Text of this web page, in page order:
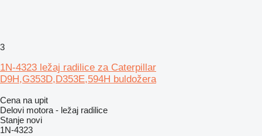
3
1N-4323 ležaj radilice za Caterpillar
D9H,G353D,D353E,594H buldožera
Cena na upit
Delovi motora - ležaj radilice
Stanje novi
1N-4323